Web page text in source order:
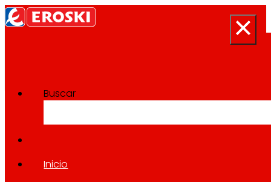
Buscar
Inicio
Sala de prensa
Volver a todas las noticias